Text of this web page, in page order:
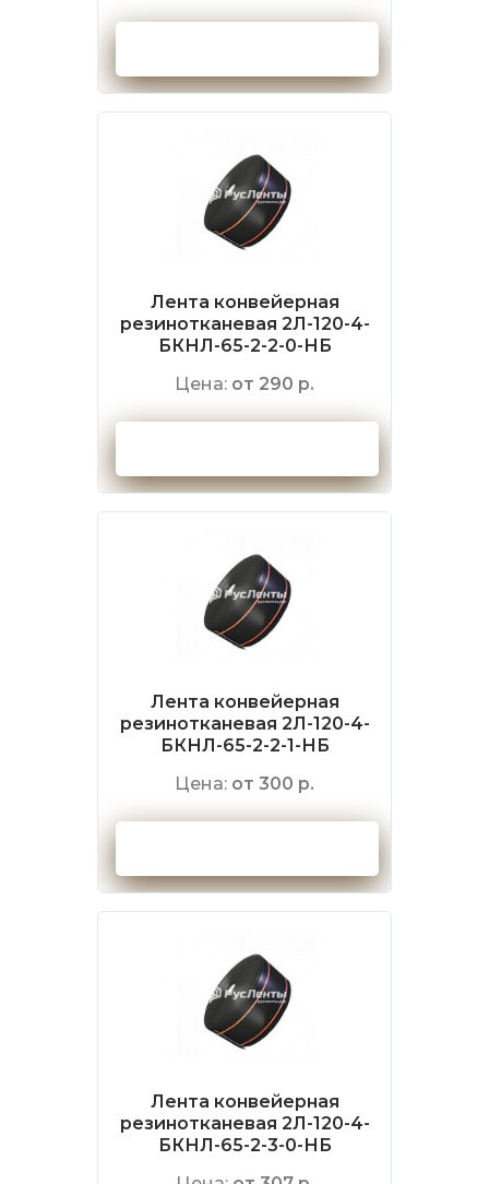
Лента конвейерная
резинотканевая 2Л-120-4-
БКНЛ-65-2-2-0-НБ
Цена: от 290 р.
Лента конвейерная
резинотканевая 2Л-120-4-
БКНЛ-65-2-2-1-НБ
Цена: от 300 р.
Лента конвейерная
резинотканевая 2Л-120-4-
БКНЛ-65-2-3-0-НБ